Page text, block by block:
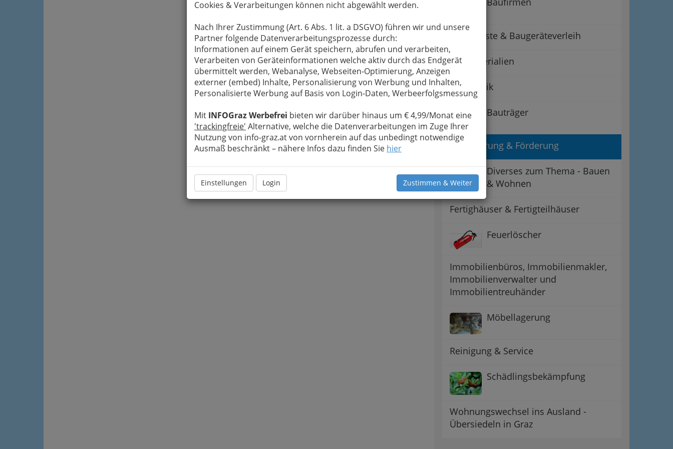
Cookies & Verarbeitungen können nicht abgewählt werden.
Nach Ihrer Zustimmung (Art. 6 Abs. 1 lit. a DSGVO) führen wir und unsere
Partner folgende Datenverarbeitungsprozesse durch:
Informationen auf einem Gerät speichern, abrufen und verarbeiten,
Verarbeiten von Geräteinformationen welche aktiv durch das Endgerät
übermittelt werden, Webanalyse, Webseiten-Optimierung, Anzeigen
externer (embed) Inhalte, Personalisierung von Werbung und Inhalten,
Personalisierte Werbung auf Basis von Login-Daten, Werbeerfolgsmessung
Mit INFOGraz Werbefrei bieten wir darüber hinaus um € 4,99/Monat eine
'trackingfreie' Alternative, welche die Datenverarbeitungen im Zuge Ihrer
Nutzung von info-graz.at von vornherein auf das unbedingt notwendige
Ausmaß beschränkt – nähere Infos dazu finden Sie hier
Einstellungen Login Zustimmen & Weiter
Baugerüste & Baugeräteverleih
Baumaterialien
Bauphysik
Bauträger
Finanzierung & Förderung
Diverses zum Thema - Bauen
& Wohnen
Fertighäuser & Fertigteilhäuser
Feuerlöscher
Immobilienbüros, Immobilienmakler,
Immobilienverwalter und
Immobilientreuhänder
Möbellagerung
Reinigung & Service
Schädlingsbekämpfung
Wohnungswechsel ins Ausland -
Übersiedeln in Graz